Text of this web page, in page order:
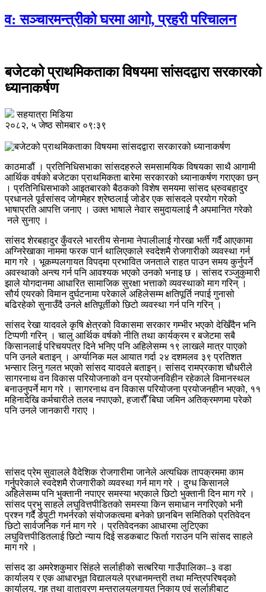
घरमा आगो, प्रहरी परिचालन
बजेटको प्राथमिकताका विषयमा सांसदद्वारा सरकारको
ध्यानाकर्षण
सहयात्रा मिडिया
२०८२, ५ जेष्ठ सोमबार ०९:३९
काठमाडौं । प्रतिनिधिसभाका सांसदहरुले समसामयिक विषयका साथै आगामी
आर्थिक वर्षको बजेटका प्राथमिकता बारेमा सरकारको ध्यानाकर्षण गराएका छन्
। प्रतिनिधिसभाको आइतबारको बैठकको विशेष समयमा सांसद ध्रुवबहादुर
प्रधानले पूर्वसांसद जोगमेहर श्रेष्ठलाई जोडेर एक सांसदले प्रयोग गरेको
भाषाप्रति आपत्ति जनाए । उक्त भाषाले नेवार समुदायलाई नै अपमानित गरेको
नले सुनाए ।
सांसद शेरबहादुर कुँवरले भारतीय सेनामा नेपालीलाई गोरखा भर्ती गर्दै आएकामा
अग्निरेखाका नाममा फरक पार्न थालिएकाले स्वदेशमै रोजगारीको व्यवस्था गर्न
माग गरे । भूकम्पलगायत विपद्मा प्रभावित जनताले राहत पाउन समय कुर्नुपर्ने
अवस्थाको अन्त्य गर्न पनि आवश्यक भएको उनको भनाइ छ । सांसद रञ्जुकुमारी
झाले योगदानमा आधारित सामाजिक सुरक्षा भत्ताको व्यवस्थाको माग गरिन् ।
सौर्य एयरको विमान दुर्घटनामा परेकाले अहिलेसम्म क्षतिपूर्ति नपाई गुनासो
बढिरहेको सुनाउँदै उनले क्षतिपूर्तीको छिटो व्यवस्था गर्न पनि गरिन् ।
सांसद रेखा यादवले कृषि क्षेत्रको विकासमा सरकार गम्भीर भएको देखिँदैन भनि
टिप्पणी गरिन् । चालु आर्थिक वर्षको नीति तथा कार्यक्रम र बजेटमा सबै
किसानलाई परिचयपत्र दिने भनिए पनि अहिलेसम्म १९ लाखले मात्र पाएको
पनि उनले बताइन् । अर्ग्यानिक मल आयात गर्दा २४ दशमलव ३९ प्रतिशत
भन्सार लिनु गलत भएको सांसद यादवले बताइन्। सांसद रामप्रकाश चौधरीले
सागरनाथ वन विकास परियोजनाको वन प्रयोजनविहीन रहेकाले विमानस्थल
बनाउनुपर्ने माग गरे । सागरनाथ वन विकास परियोजना प्रयोजनहीन भएको, ११
महिनादेखि कर्मचारीले तलब नपाएको, हजारौँ बिघा जमिन अतिक्रमणमा परेको
पनि उनले जानकारी गराए ।
सांसद प्रेम सुवालले वैदेशिक रोजगारीमा जानेले अत्यधिक तापक्रममा काम
गर्नुपरेकाले स्वदेशमै रोजगारीको व्यवस्था गर्न माग गरे । दुग्ध किसानले
अहिलेसम्म पनि भुक्तानी नपाएर समस्या भएकाले छिटो भुक्तानी दिन माग गरे ।
सांसद प्रभु साहले लघुवित्तपीडितको समस्या किन समाधान नगरिएको भनी
प्रश्न गर्दै डेपुटी गभर्नरको संयोजकत्वमा बनेको छानबिन समितिको प्रतिवेदन
छिटो सार्वजनिक गर्न माग गरे । प्रतिवेदनका आधारमा लुटिएका
लघुवित्तपीडितलाई छिटो न्याय दिई सडकबाट फिर्ता गराउन पनि सांसद साहले
माग गरे ।
सांसद डा अमरेशकुमार सिंहले सर्लाहीको सत्बरिया गाउँपालिका–३ वडा
कार्यालय र एक आधारभूत विद्यालयले प्रधानमन्त्री तथा मन्त्रिपरिषद्को
कार्यालय, गृह तथा वातावरण मन्त्रालयलगायत निकाय एवं सर्लाहीबाट